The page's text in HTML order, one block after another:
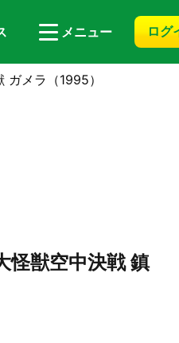
メニュー ログ
メラ（1995）
獣空中決戦 鎮